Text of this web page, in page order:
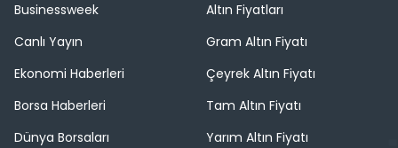
Businessweek
Canlı Yayın
Ekonomi Haberleri
Borsa Haberleri
Dünya Borsaları
Altın Fiyatları
Gram Altın Fiyatı
Çeyrek Altın Fiyatı
Tam Altın Fiyatı
Yarım Altın Fiyatı